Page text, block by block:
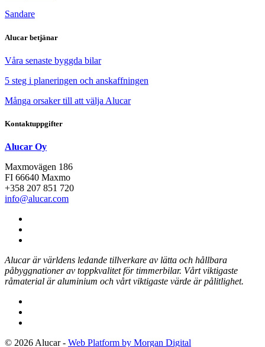
Sandare
Alucar betjänar
Våra senaste byggda bilar
5 steg i planeringen och anskaffningen
Många orsaker till att välja Alucar
Kontaktuppgifter
Alucar Oy
Maxmovägen 186
FI 66640 Maxmo
+358 207 851 720
info@alucar.com
Alucar är världens ledande tillverkare av lätta och hållbara
påbyggnationer av toppkvalitet för timmerbilar. Vårt viktigaste
råmaterial är aluminium och vårt viktigaste värde är pålitlighet.
© 2026 Alucar - Web Platform by Morgan Digital